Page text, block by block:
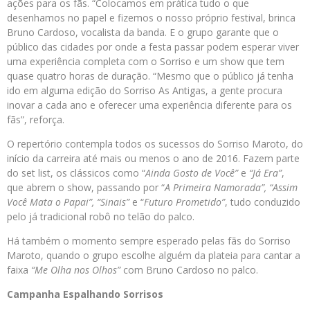
ações para os fãs. “Colocamos em prática tudo o que
desenhamos no papel e fizemos o nosso próprio festival, brinca
Bruno Cardoso, vocalista da banda. E o grupo garante que o
público das cidades por onde a festa passar podem esperar viver
uma experiência completa com o Sorriso e um show que tem
quase quatro horas de duração. “Mesmo que o público já tenha
ido em alguma edição do Sorriso As Antigas, a gente procura
inovar a cada ano e oferecer uma experiência diferente para os
fãs”, reforça.
O repertório contempla todos os sucessos do Sorriso Maroto, do
início da carreira até mais ou menos o ano de 2016. Fazem parte
do set list, os clássicos como “Ainda Gosto de Você”e “Já Era”,
que abrem o show, passando por “A Primeira Namorada”, “Assim
Você Mata o Papai”, “Sinais” e “Futuro Prometido”, tudo conduzido
pelo já tradicional robô no telão do palco.
Há também o momento sempre esperado pelas fãs do Sorriso
Maroto, quando o grupo escolhe alguém da plateia para cantar a
faixa “Me Olha nos Olhos”com Bruno Cardoso no palco.
Campanha Espalhando Sorrisos